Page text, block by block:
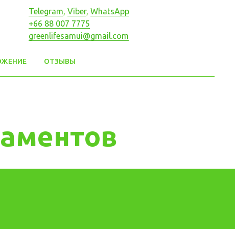
Telegram, Viber, WhatsApp
+66 88 007 7775
greenlifesamui@gmail.com
ОТЗЫВЫ